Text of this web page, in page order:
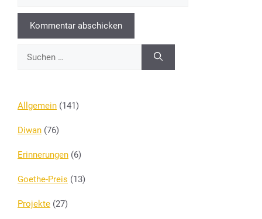
nach:
Allgemein (141)
Diwan (76)
Erinnerungen (6)
Goethe-Preis (13)
Projekte (27)